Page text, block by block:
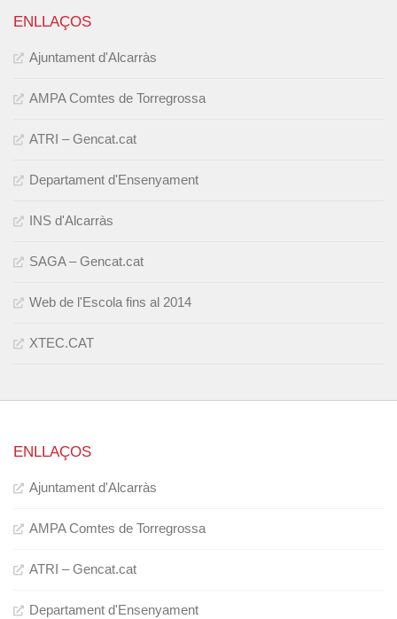
ENLLAÇOS
Ajuntament d'Alcarràs
AMPA Comtes de Torregrossa
ATRI – Gencat.cat
Departament d'Ensenyament
INS d'Alcarràs
SAGA – Gencat.cat
Web de l'Escola fins al 2014
XTEC.CAT
ENLLAÇOS
Ajuntament d'Alcarràs
AMPA Comtes de Torregrossa
ATRI – Gencat.cat
Departament d'Ensenyament